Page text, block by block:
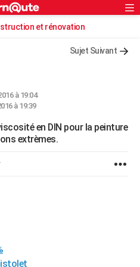
Rechercher
et rénovation
Sujet Suivant
à 19:04
à 19:39
en DIN pour la peinture
extrèmes.